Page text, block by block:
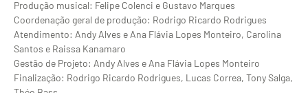
Produção musical: Felipe Colenci e Gustavo Marques
Coordenação geral de produção: Rodrigo Ricardo Rodrigues
Atendimento: Andy Alves e Ana Flávia Lopes Monteiro, Carolina
Santos e Raissa Kanamaro
Gestão de Projeto: Andy Alves e Ana Flávia Lopes Monteiro
Finalização: Rodrigo Ricardo Rodrigues, Lucas Correa, Tony Salga,